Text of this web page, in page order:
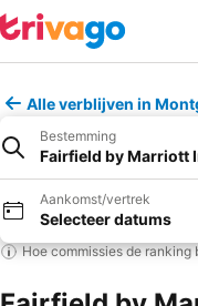
Alle verblijven in
Bestemming
Fairfield by Marriott
Aankomst/vertrek
Selecteer datums
Hoe commissies de ranking